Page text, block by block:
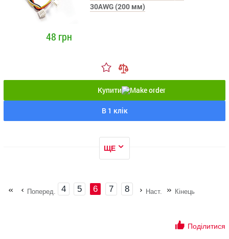
30AWG (200 мм)
48 грн
Купити
В 1 клік
ЩЕ
Поперед. 4 5 6 7 8 Наст. Кінець
Поділитися